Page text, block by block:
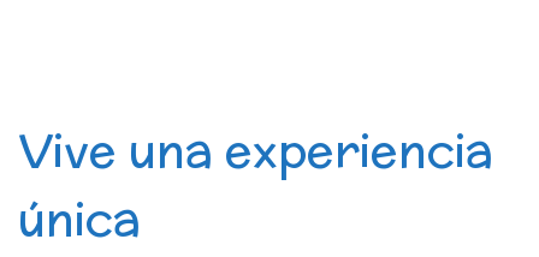
Vive una experiencia
única